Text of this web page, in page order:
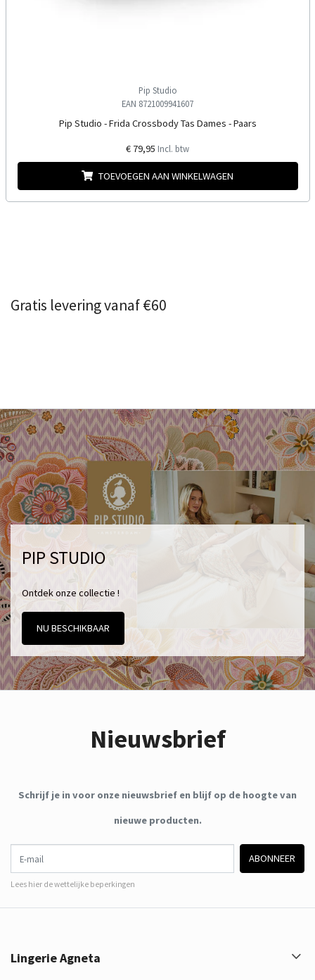
Pip Studio
EAN 8721009941607
Pip Studio - Frida Crossbody Tas Dames - Paars
€ 79,95 Incl. btw
TOEVOEGEN AAN WINKELWAGEN
Gratis levering vanaf €60
PIP STUDIO
Ontdek onze collectie !
NU BESCHIKBAAR
Nieuwsbrief
Schrijf je in voor onze nieuwsbrief en blijf op de hoogte van
nieuwe producten.
ABONNEER
Lees hier de wettelijke beperkingen
Lingerie Agneta